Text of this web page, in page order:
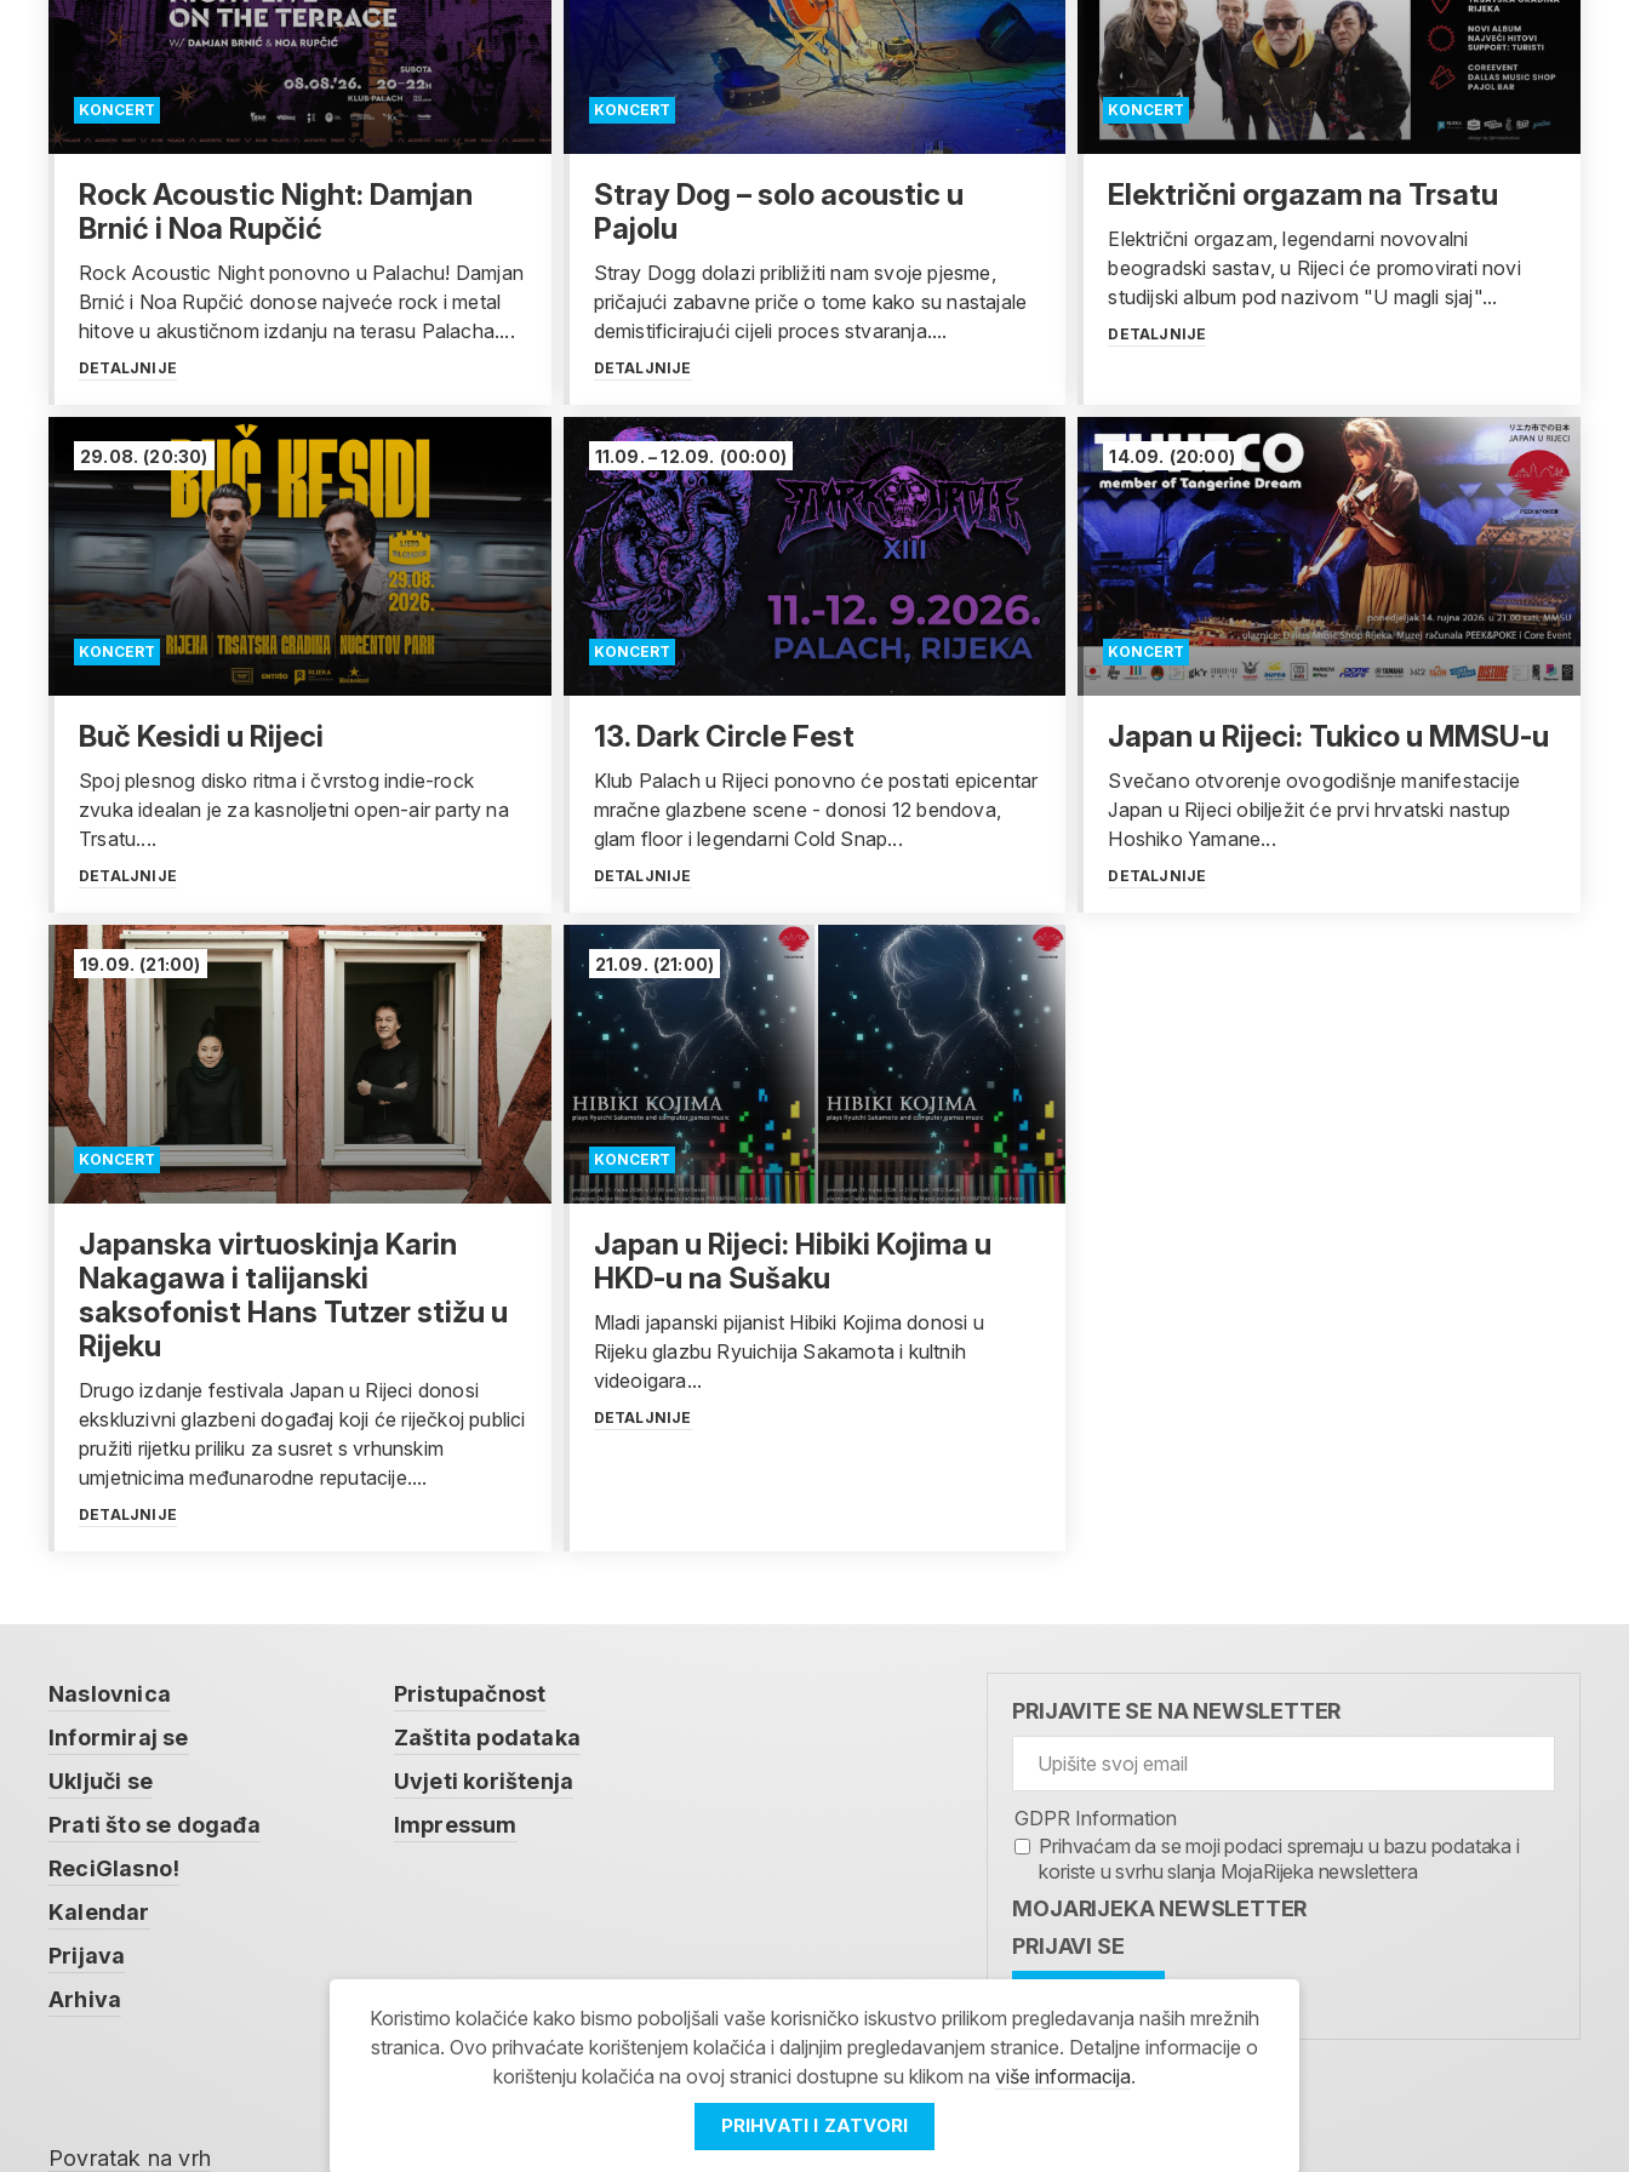
KONCERT
Rock Acoustic Night: Damjan
Brnić i Noa Rupčić
Rock Acoustic Night ponovno u Palachu! Damjan
Brnić i Noa Rupčić donose najveće rock i metal
hitove u akustičnom izdanju na terasu Palacha....
DETALJNIJE
KONCERT
Stray Dog – solo acoustic u
Pajolu
Stray Dogg dolazi približiti nam svoje pjesme,
pričajući zabavne priče o tome kako su nastajale
demistificirajući cijeli proces stvaranja....
DETALJNIJE
KONCERT
Električni orgazam na Trsatu
Električni orgazam, legendarni novovalni
beogradski sastav, u Rijeci će promovirati novi
studijski album pod nazivom "U magli sjaj"...
DETALJNIJE
KONCERT
29.08. (20:30)
Buč Kesidi u Rijeci
Spoj plesnog disko ritma i čvrstog indie-rock
zvuka idealan je za kasnoljetni open-air party na
Trsatu....
DETALJNIJE
KONCERT
11.09. – 12.09. (00:00)
13. Dark Circle Fest
Klub Palach u Rijeci ponovno će postati epicentar
mračne glazbene scene - donosi 12 bendova,
glam floor i legendarni Cold Snap...
DETALJNIJE
KONCERT
14.09. (20:00)
Japan u Rijeci: Tukico u MMSU-u
Svečano otvorenje ovogodišnje manifestacije
Japan u Rijeci obilježit će prvi hrvatski nastup
Hoshiko Yamane...
DETALJNIJE
KONCERT
19.09. (21:00)
Japanska virtuoskinja Karin
Nakagawa i talijanski
saksofonist Hans Tutzer stižu u
Rijeku
Drugo izdanje festivala Japan u Rijeci donosi
ekskluzivni glazbeni događaj koji će riječkoj publici
pružiti rijetku priliku za susret s vrhunskim
umjetnicima međunarodne reputacije....
DETALJNIJE
KONCERT
21.09. (21:00)
Japan u Rijeci: Hibiki Kojima u
HKD-u na Sušaku
Mladi japanski pijanist Hibiki Kojima donosi u
Rijeku glazbu Ryuichija Sakamota i kultnih
videoigara...
DETALJNIJE
Naslovnica
Informiraj se
Uključi se
Prati što se događa
ReciGlasno!
Kalendar
Prijava
Arhiva
Pristupačnost
Zaštita podataka
Uvjeti korištenja
Impressum
PRIJAVITE SE NA NEWSLETTER
GDPR Information
Prihvaćam da se moji podaci spremaju u bazu podataka i
koriste u svrhu slanja MojaRijeka newslettera
MOJARIJEKA NEWSLETTER
PRIJAVI SE
Povratak na vrh
Koristimo kolačiće kako bismo poboljšali vaše korisničko iskustvo prilikom pregledavanja naših mrežnih
stranica. Ovo prihvaćate korištenjem kolačića i daljnjim pregledavanjem stranice. Detaljne informacije o
korištenju kolačića na ovoj stranici dostupne su klikom na više informacija.
PRIHVATI I ZATVORI